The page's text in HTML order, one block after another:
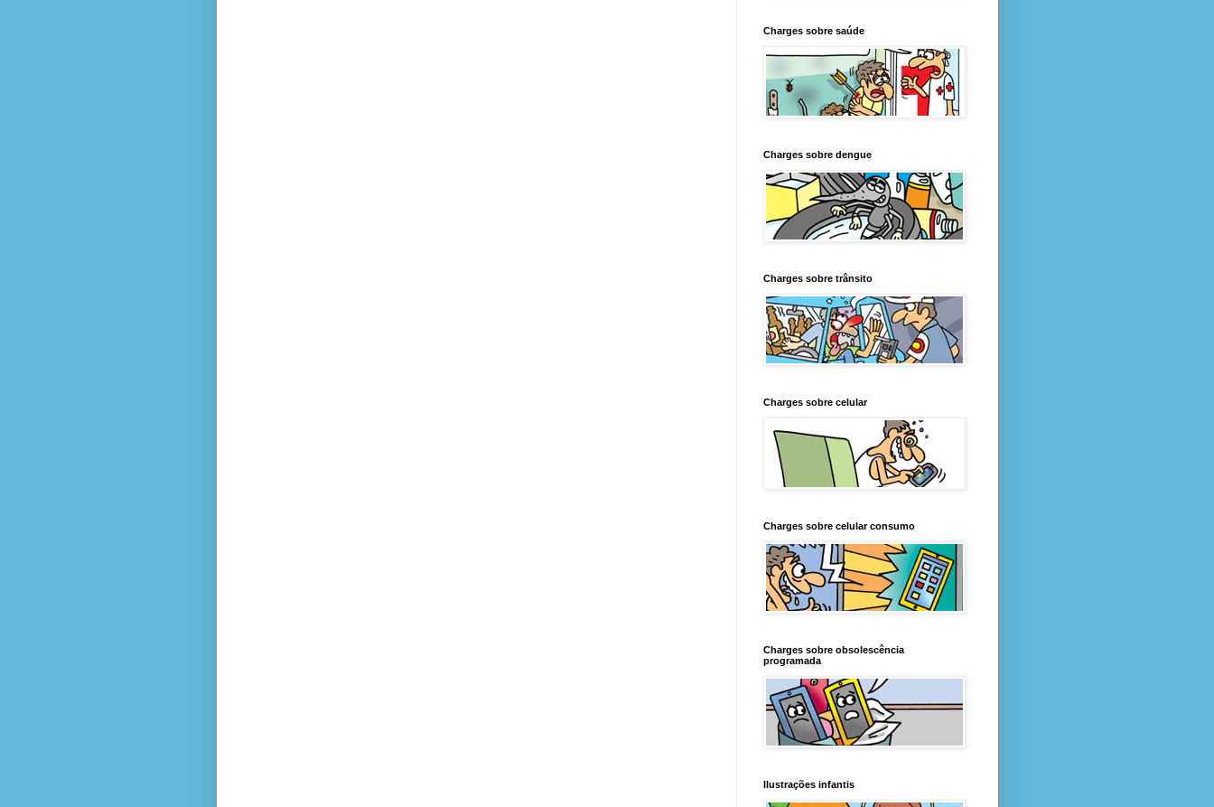
Charges sobre saúde
Charges sobre dengue
Charges sobre trânsito
Charges sobre celular
Charges sobre celular consumo
Charges sobre obsolescência
programada
Ilustrações infantis